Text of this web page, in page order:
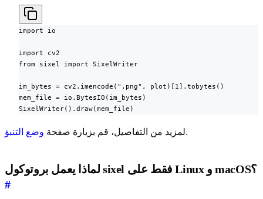
import io
import cv2
from sixel import SixelWriter
im_bytes = cv2.imencode(".png", plot)[1].tobytes()
mem_file = io.BytesIO(im_bytes)
SixelWriter().draw(mem_file)
لمزيد من التفاصيل، قم بزيارة صفحة وضع التنبؤ .
لماذا يعمل بروتوكول sixel فقط على Linux و macOS؟
#